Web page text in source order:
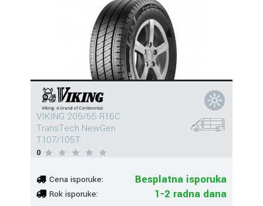
VIKING 205/65 R16C
TransTech NewGen
T107/105T
0
Cena isporuke: Besplatna isporuka
Rok isporuke: 1-2 radna dana